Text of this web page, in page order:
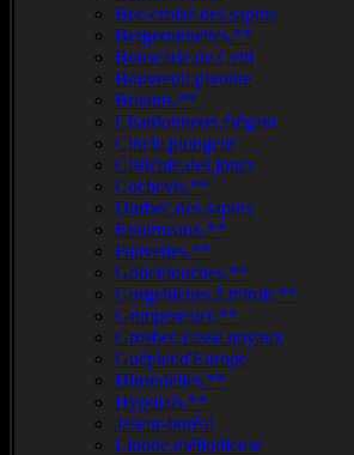
Bec-croisé.des.sapins
Bergeronnettes.**
Bouscarle.de.Cetti
Bouvreuil.pivoine
Bruants.**
Chardonneret.élégant
Cincle.plongeur
Cisticole.des.joncs
Cochevis.**
Durbec.des.sapins
Etourneaux.**
Fauvettes.**
Gobemouches.**
Gorgebleues.à.miroir.**
Grimpereaux.**
Grosbec.casse.noyaux
Guêpier.d'Europe
Hirondelles.**
Hypolaïs.**
Jaseur-boréal
Linotte.méliodieuse